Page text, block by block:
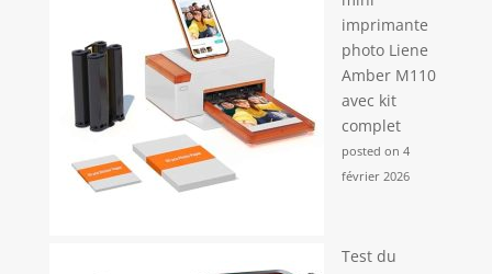
imprimante
photo Liene
Amber M110
avec kit
complet
posted on 4
février 2026
Test du